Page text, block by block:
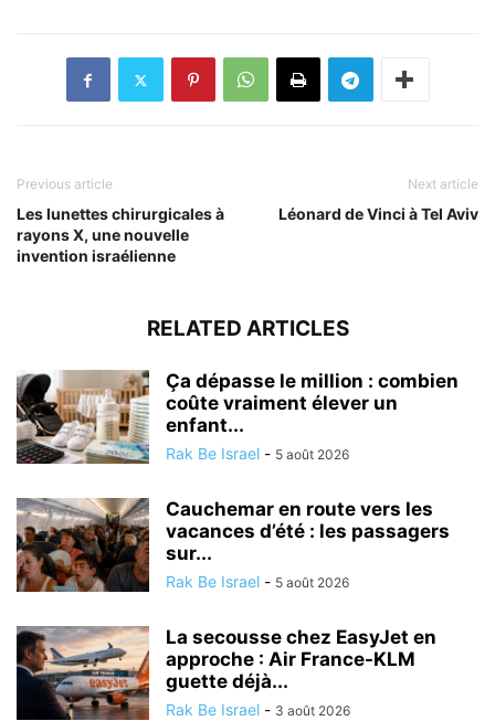
Previous article
Les lunettes chirurgicales à
rayons X, une nouvelle
invention israélienne
Next article
Léonard de Vinci à Tel Aviv
RELATED ARTICLES
Ça dépasse le million : combien
coûte vraiment élever un
enfant...
Rak Be Israel - 5 août 2026
Cauchemar en route vers les
vacances d’été : les passagers
sur...
Rak Be Israel - 5 août 2026
La secousse chez EasyJet en
approche : Air France-KLM
guette déjà...
Rak Be Israel - 3 août 2026